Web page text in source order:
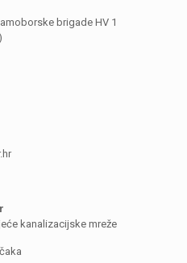
brigade HV 1
kanalizacijske mreže